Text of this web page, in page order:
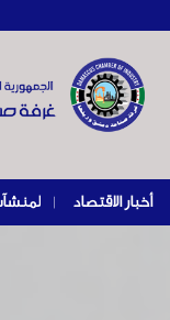
أخبار الاقتصاد |